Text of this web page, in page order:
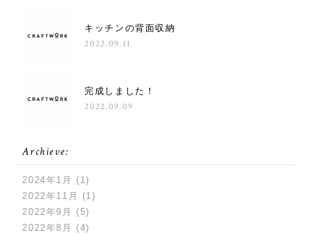
キッチンの背面収納
2022.09.11
完成しました！
2022.09.09
Archieve:
2024年1月
(1)
2022年11月
(1)
2022年9月
(5)
2022年8月
(4)